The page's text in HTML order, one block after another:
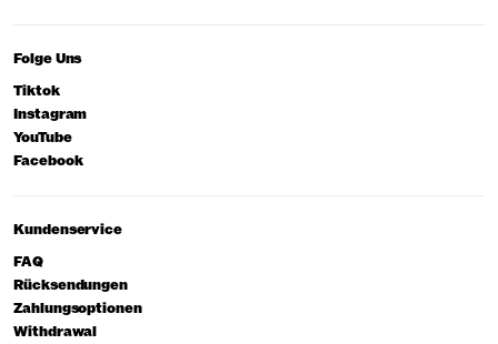
Folge Uns
Tiktok
Instagram
YouTube
Facebook
Kundenservice
FAQ
Rücksendungen
Zahlungsoptionen
Withdrawal